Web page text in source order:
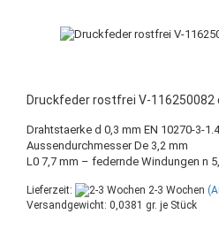
Druckfeder rostfrei V-116250082
Drahtstaerke d 0,3 mm EN 10270-3-
Aussendurchmesser De 3,2 mm
L0 7,7 mm – federnde Windungen n
Lieferzeit: 2-3 Wochen
Versandgewicht: 0,0381 gr. je Stück